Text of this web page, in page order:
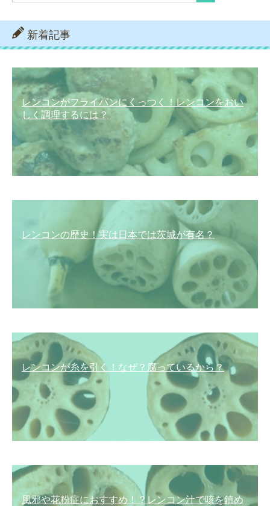
新着記事
レンコンがフライパンにくっつく！レンコンをおい
しく調理するには？
レンコンの歴史！実は日本では茨城が有名？
レンコンが糸を引く！なぜ？腐っているから？
風邪や花粉症におすすめ！？レンコン汁で咳を鎮め